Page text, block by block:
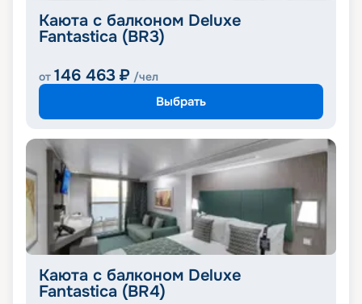
Каюта с балконом Deluxe
Fantastica (BR3)
от 146 463 ₽ /чел
Выбрать
Каюта с балконом Deluxe
Fantastica (BR4)